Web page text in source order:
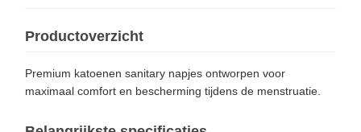
Productoverzicht
Premium katoenen sanitary napjes ontworpen voor
maximaal comfort en bescherming tijdens de menstruatie.